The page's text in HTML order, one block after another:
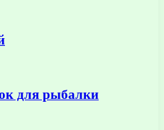
для рыбалки